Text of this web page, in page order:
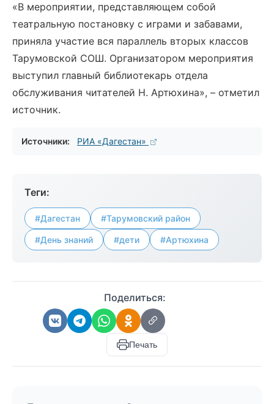
«В мероприятии, представляющем собой
театральную постановку с играми и забавами,
приняла участие вся параллель вторых классов
Тарумовской СОШ. Организатором мероприятия
выступил главный библиотекарь отдела
обслуживания читателей Н. Артюхина», – отметил
источник.
Источники: РИА «Дагестан»
Теги:
#Дагестан #Тарумовский район
#День знаний #дети #Артюхина
Поделиться:
Печать